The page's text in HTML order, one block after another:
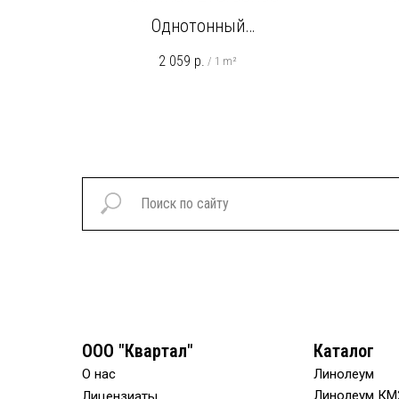
Однотонный
EL750 Ярко-серый
2 059 р. / 1 m²
ООО "Квартал" Каталог
О нас
Линолеум
Линолеум